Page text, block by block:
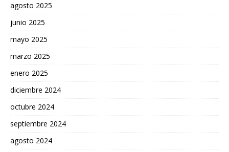
agosto 2025
junio 2025
mayo 2025
marzo 2025
enero 2025
diciembre 2024
octubre 2024
septiembre 2024
agosto 2024